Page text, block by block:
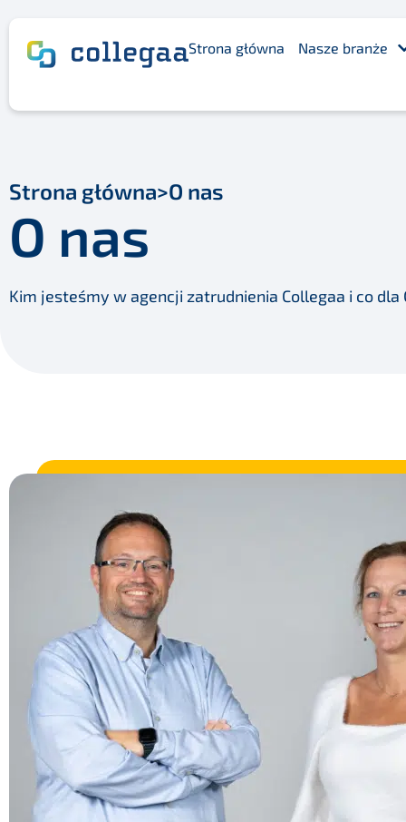
Strona główna Nasze branże
Strona główna>O nas
O nas
Kim jesteśmy w agencji zatrudnienia Collegaa i co dla